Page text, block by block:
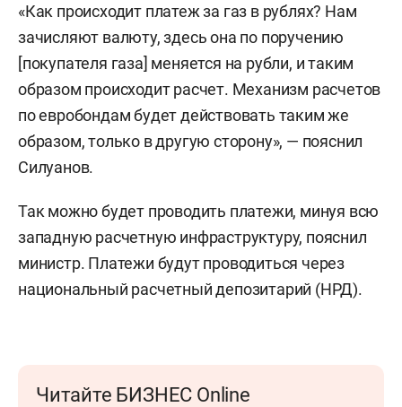
«Как происходит платеж за газ в рублях? Нам
зачисляют валюту, здесь она по поручению
[покупателя газа] меняется на рубли, и таким
образом происходит расчет. Механизм расчетов
по евробондам будет действовать таким же
образом, только в другую сторону», — пояснил
Силуанов.
Так можно будет проводить платежи, минуя всю
западную расчетную инфраструктуру, пояснил
министр. Платежи будут проводиться через
национальный расчетный депозитарий (НРД).
Читайте БИЗНЕС Online